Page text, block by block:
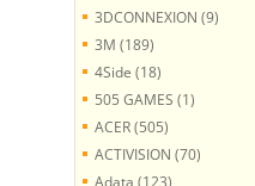
3DCONNEXION (9)
3M (189)
4Side (18)
505 GAMES (1)
ACER (505)
ACTIVISION (70)
Adata (123)